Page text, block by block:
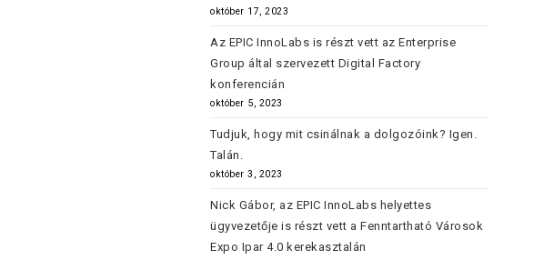
október 17, 2023
Az EPIC InnoLabs is részt vett az Enterprise
Group által szervezett Digital Factory
konferencián
október 5, 2023
Tudjuk, hogy mit csinálnak a dolgozóink? Igen.
Talán.
október 3, 2023
Nick Gábor, az EPIC InnoLabs helyettes
ügyvezetője is részt vett a Fenntartható Városok
Expo Ipar 4.0 kerekasztalán